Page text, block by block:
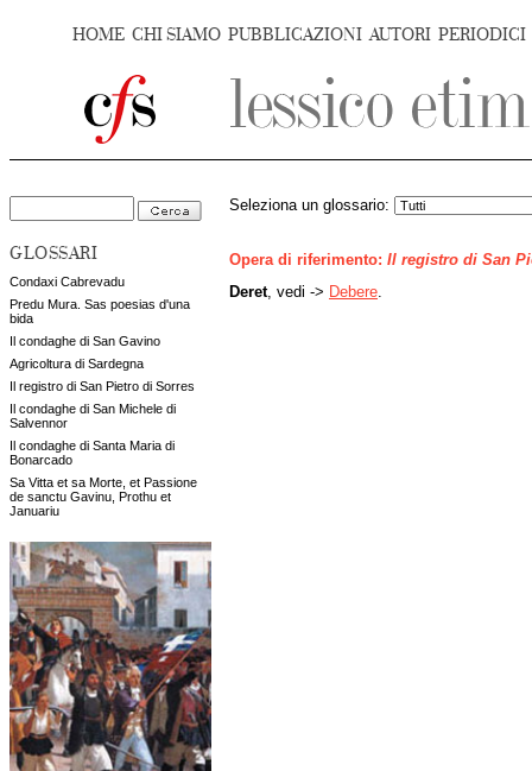
HOME CHI SIAMO PUBBLICAZIONI AUTORI PERIODICI
GLOSSARI
Condaxi Cabrevadu
Predu Mura. Sas poesias d'una
bida
Il condaghe di San Gavino
Agricoltura di Sardegna
Il registro di San Pietro di Sorres
Il condaghe di San Michele di
Salvennor
Il condaghe di Santa Maria di
Bonarcado
Sa Vitta et sa Morte, et Passione
de sanctu Gavinu, Prothu et
Januariu
Seleziona un glossario:
Opera di riferimento: Il registro di San
Deret, vedi -> Debere